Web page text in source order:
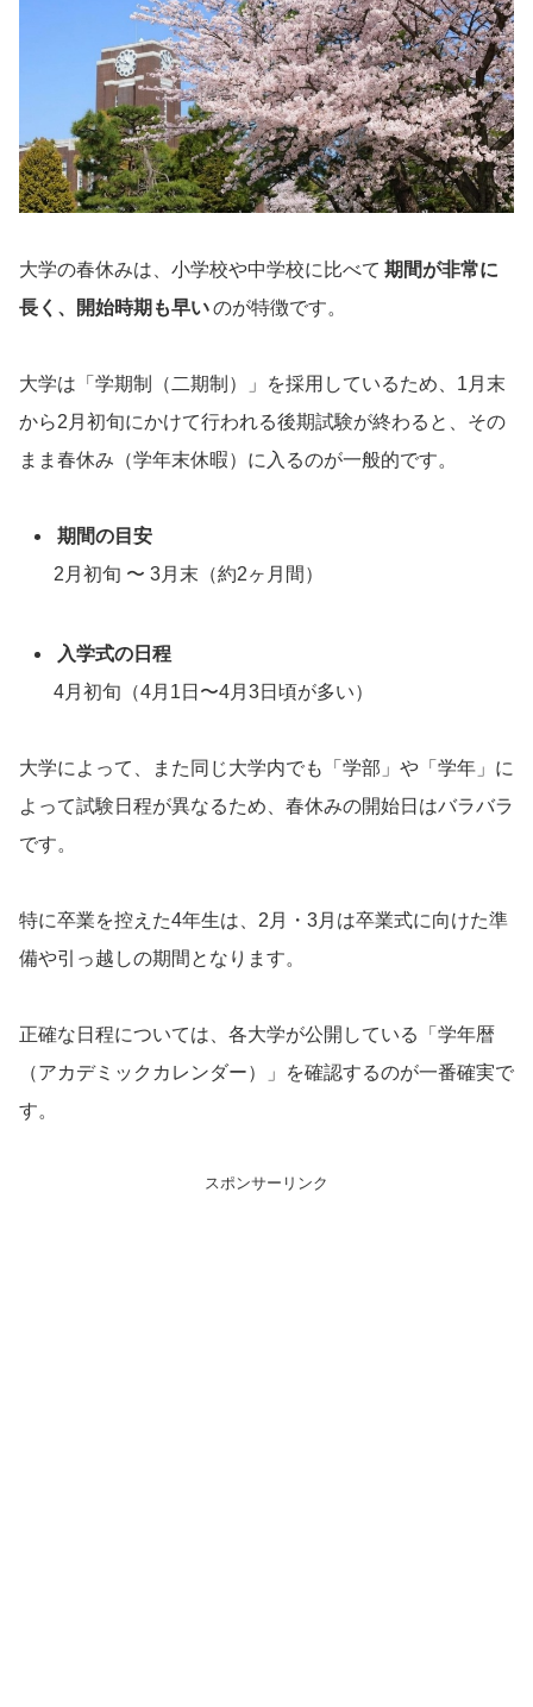
大学の春休みは、小学校や中学校に比べて 期間が非常に
長く、開始時期も早いのが特徴です。
大学は「学期制（二期制）」を採用しているため、1月末
から2月初旬にかけて行われる後期試験が終わると、その
まま春休み（学年末休暇）に入るのが一般的です。
期間の目安
2月初旬 〜 3月末（約2ヶ月間）
入学式の日程
4月初旬（4月1日〜4月3日頃が多い）
大学によって、また同じ大学内でも「学部」や「学年」に
よって試験日程が異なるため、春休みの開始日はバラバラ
です。
特に卒業を控えた4年生は、2月・3月は卒業式に向けた準
備や引っ越しの期間となります。
正確な日程については、各大学が公開している「学年暦
（アカデミックカレンダー）」を確認するのが一番確実で
す。
スポンサーリンク